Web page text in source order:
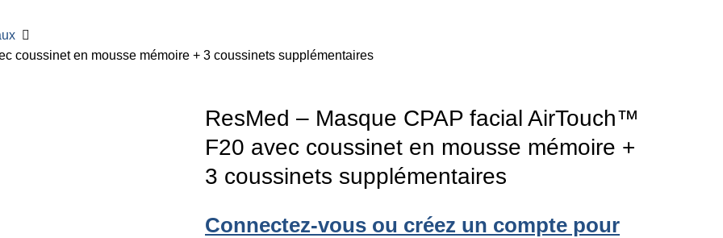
coussinet en mousse mémoire + 3 coussinets supplémentaires
ResMed – Masque CPAP facial AirTouch™
F20 avec coussinet en mousse mémoire +
3 coussinets supplémentaires
Connectez-vous ou créez un compte pour